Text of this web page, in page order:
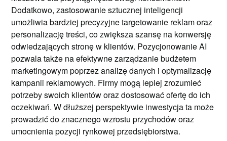
Dodatkowo, zastosowanie sztucznej inteligencji
umożliwia bardziej precyzyjne targetowanie reklam oraz
personalizację treści, co zwiększa szansę na konwersję
odwiedzających stronę w klientów. Pozycjonowanie AI
pozwala także na efektywne zarządzanie budżetem
marketingowym poprzez analizę danych i optymalizację
kampanii reklamowych. Firmy mogą lepiej zrozumieć
potrzeby swoich klientów oraz dostosować ofertę do ich
oczekiwań. W dłuższej perspektywie inwestycja ta może
prowadzić do znacznego wzrostu przychodów oraz
umocnienia pozycji rynkowej przedsiębiorstwa.